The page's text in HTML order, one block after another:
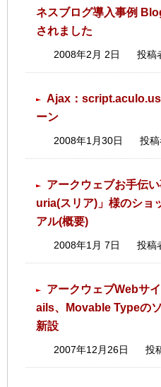
ネスブログ導入事例
されました
2008年2月 2日 投稿
Ajax：script.aculo.us
ーン
2008年1月30日 投
アークウェブお手伝
uria(スリア)」様のショ
アル(概要)
2008年1月 7日 投稿
アークウェブWebサ
ails、Movable Typeの
新設
2007年12月26日 投